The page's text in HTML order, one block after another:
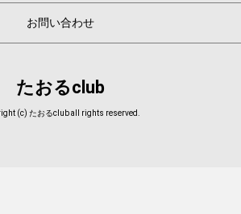
お問い合わせ
たおるclub
(c) たおるclub all rights reserved.